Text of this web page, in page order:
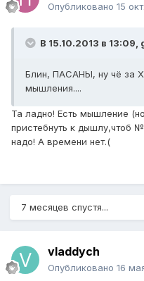
Опубликовано 15
В 15.10.2013 в 13:09,
Блин, ПАСАНЫ, ну чё за
мышления....
Та ладно! Есть мышление
пристебнуть к дышлу,чтоб
надо! А времени нет.(
7 месяцев спустя...
vladdych
Опубликовано 16